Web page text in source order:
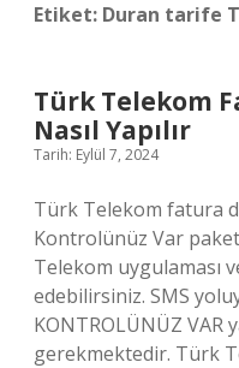
Etiket: Duran tarife
Türk Telekom
Nasıl Yapılır
Tarih: Eylül 7, 2024
Türk Telekom fatura
Kontrolünüz Var
Telekom uygulaması
edebilirsiniz. SMS
KONTROLÜNÜZ VAR
gerekmektedir. Türk